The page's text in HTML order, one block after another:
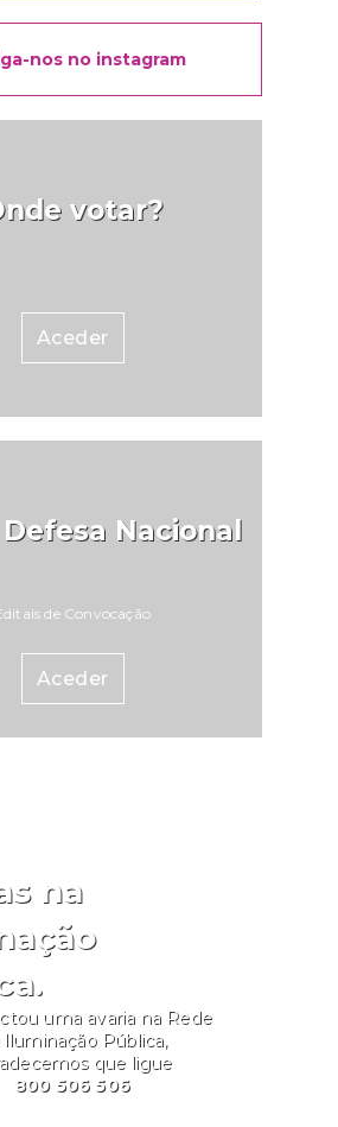
nos no instagram
votar?
Aceder
Nacional
de Convocação
Aceder
na
uma avaria na Rede
Iluminação Pública,
que ligue
800 506 506